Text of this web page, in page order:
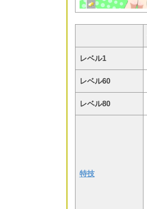
レベル1
レベル60
レベル80
特技